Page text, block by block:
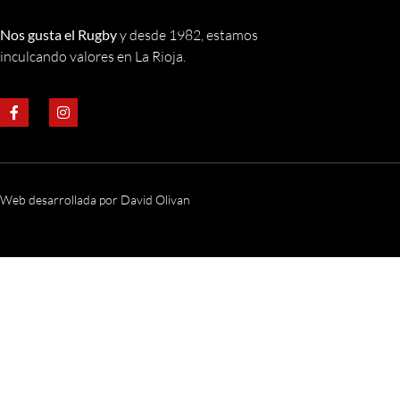
Nos gusta el Rugbyy desde 1982, estamos
inculcando valores en La Rioja.
Web desarrollada por David Olivan